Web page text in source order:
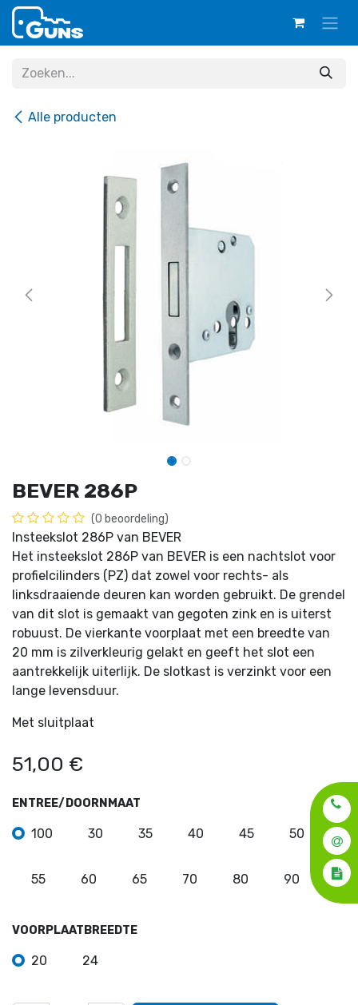
Overslaan naar inhoud
Alle producten
BEVER 286P
(0 beoordeling)
Insteekslot 286P van BEVER
Het insteekslot 286P van BEVER is een nachtslot voor
profielcilinders (PZ) dat zowel voor rechts- als
linksdraaiende deuren kan worden gebruikt. De grendel
van dit slot is gemaakt van gegoten zink en is uiterst
robuust. De vierkante voorplaat met een breedte van
20 mm is zilverkleurig gelakt en geeft het slot een
aantrekkelijk uiterlijk. De slotkast is verzinkt voor een
lange levensduur.
Met sluitplaat
51,00 €
ENTREE/DOORNMAAT
100 30 35 40 45 50
55 60 65 70 80 90
VOORPLAATBREEDTE
20 24